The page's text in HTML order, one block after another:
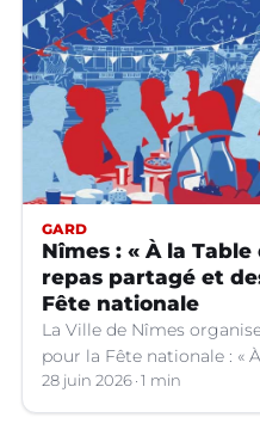
GARD
Nîmes : « À la
repas partagé et
Fête nationale
La Ville de Nîmes
pour la Fête nationale : «
juillet prochain.
28 juin 2026 1 min